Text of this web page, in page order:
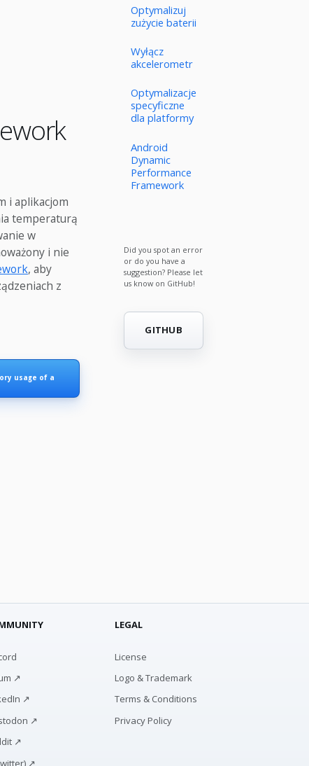
i aplikacjom
temperaturą
w
i nie
, aby
z
usage of a
Optymalizuj
zużycie baterii
Wyłącz
akcelerometr
Optymalizacje
specyficzne
dla platformy
Android
Dynamic
Performance
Framework
Did you spot an error
or do you have a
suggestion? Please let
us know on GitHub!
GITHUB
↗
↗
↗
↗
↗
LEGAL
License
Logo & Trademark
Terms & Conditions
Privacy Policy